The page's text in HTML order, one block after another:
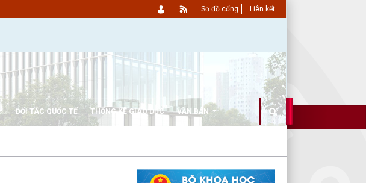
ĐỐI TÁC QUỐC TẾ THỐNG KÊ GIÁO DỤC VĂN BẢN
Sơ đồ cổng Liên kết